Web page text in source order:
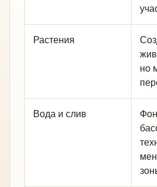
Растения
но
Вода и слив